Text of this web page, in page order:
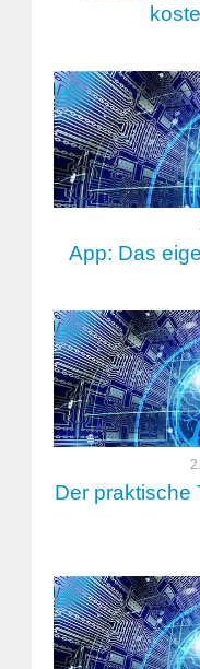
App: Das
Der praktische